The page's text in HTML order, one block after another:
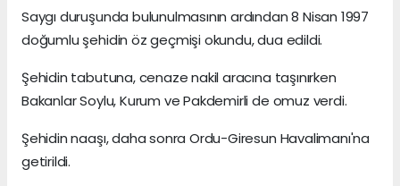
Saygı duruşunda bulunulmasının ardından 8 Nisan 1997
doğumlu şehidin öz geçmişi okundu, dua edildi.
Şehidin tabutuna, cenaze nakil aracına taşınırken
Bakanlar Soylu, Kurum ve Pakdemirli de omuz verdi.
Şehidin naaşı, daha sonra Ordu-Giresun Havalimanı'na
getirildi.